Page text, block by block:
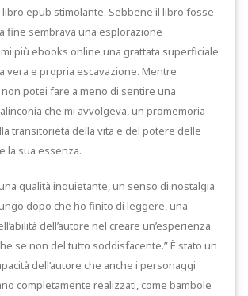
epub stimolante. Sebbene il libro fosse
fine sembrava una esplorazione
più ebooks online una grattata superficiale
vera e propria escavazione. Mentre
potei fare a meno di sentire una
che mi avvolgeva, un promemoria
transitorietà della vita e del potere delle
la sua essenza.
qualità inquietante, un senso di nostalgia
dopo che ho finito di leggere, una
dell’autore nel creare un’esperienza
se non del tutto soddisfacente.” È stato un
dell’autore che anche i personaggi
completamente realizzati, come bambole